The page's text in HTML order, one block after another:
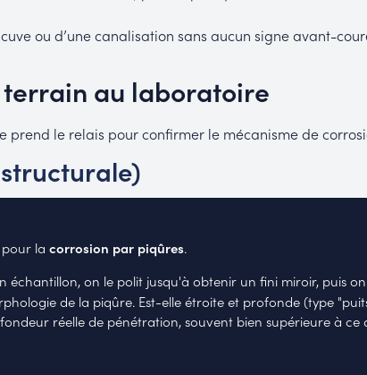
ou d’une canalisation sans aucun signe avant-
terrain au laboratoire
prend le relais pour confirmer le mécanisme de
la corrosion par piqûres.
échantillon, on le polit jusqu'à obtenir un fini miroir, puis
de la piqûre. Est-elle étroite et profonde (type
réelle de pénétration, souvent bien supérieure à ce